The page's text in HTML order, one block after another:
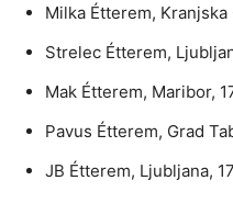
Milka Étterem, Kranjska
Strelec Étterem,
Mak Étterem, Maribor,
Pavus Étterem, Grad
JB Étterem, Ljubljana,